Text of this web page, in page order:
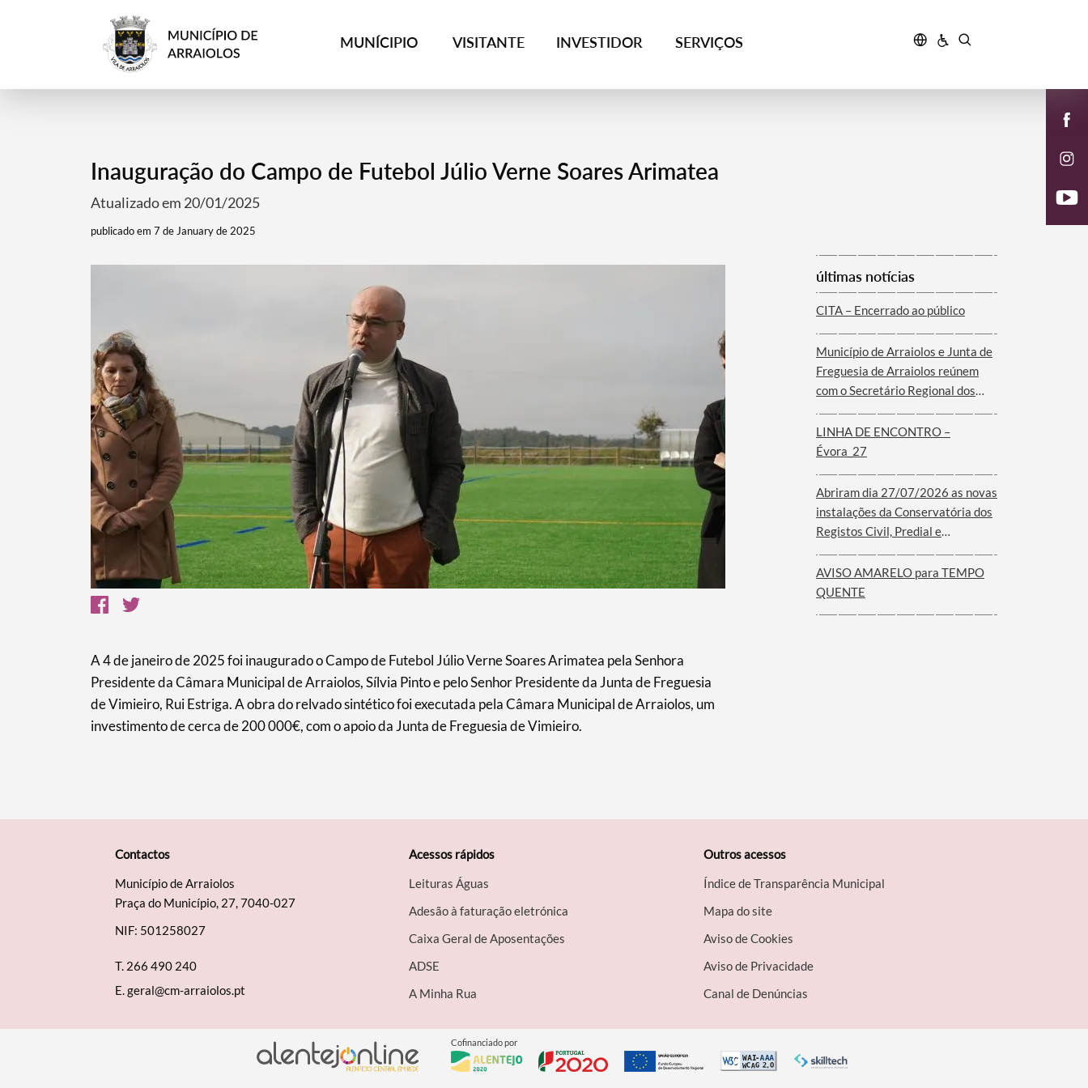
MUNÍCIPIO VISITANTE INVESTIDOR SERVIÇOS
Termo de Pesquisa
Categorias gerais
Inauguração do Campo de Futebol Júlio Verne Soares Arimatea
Atualizado em 20/01/2025
publicado em 7 de January de 2025
A 4 de janeiro de 2025 foi inaugurado o Campo de Futebol Júlio Verne Soares Arimatea pela Senhora
Presidente da Câmara Municipal de Arraiolos, Sílvia Pinto e pelo Senhor Presidente da Junta de Freguesia
de Vimieiro, Rui Estriga. A obra do relvado sintético foi executada pela Câmara Municipal de Arraiolos, um
investimento de cerca de 200 000€, com o apoio da Junta de Freguesia de Vimieiro.
últimas notícias
CITA – Encerrado ao público
Município de Arraiolos e Junta de
Freguesia de Arraiolos reúnem
com o Secretário Regional dos
Comunidades do Governo dos
Açores
LINHA DE ENCONTRO –
Évora_27
Abriram dia 27/07/2026 as novas
instalações da Conservatória dos
Registos Civil, Predial e
AVISO AMARELO para TEMPO
QUENTE
Contactos
Município de Arraiolos
Praça do Município, 27, 7040-027
NIF: 501258027
T. 266 490 240
E.geral@cm-arraiolos.pt
Acessos rápidos
Leituras Águas
Adesão à faturação eletrónica
Caixa Geral de Aposentações
A​DSE
A Minha Rua
Outros acessos
Índice de Transparência Municipal
Mapa do site
Aviso de Cookies
Aviso de Privacidade
Canal de Denúncias
Cofinanciado por